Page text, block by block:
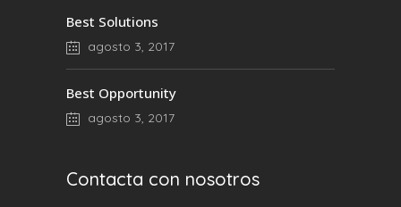
Best Solutions
agosto 3, 2017
Best Opportunity
agosto 3, 2017
Contacta con nosotros